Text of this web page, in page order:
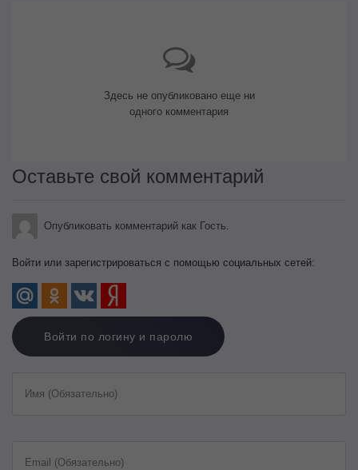
Здесь не опубликовано еще ни
одного комментария
Оставьте свой комментарий
Опубликовать комментарий как Гость.
Войти или зарегистрироваться с помощью социальных сетей:
Войти по логину и паролю
Имя (Обязательно)
Email (Обязательно)